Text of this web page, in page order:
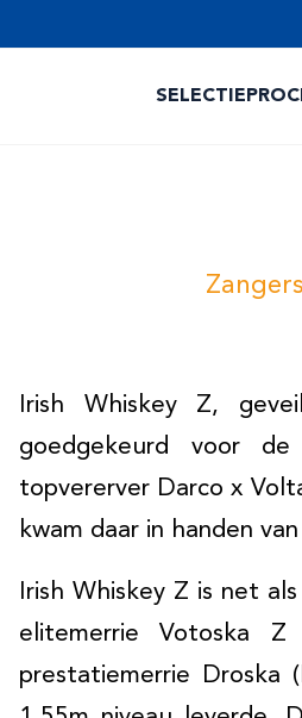
Irish Whiskey Z,
goedgekeurd voor
topvererver Darco x
kwam daar in handen
Irish Whiskey Z is net
elitemerrie Votoska
prestatiemerrie Droska